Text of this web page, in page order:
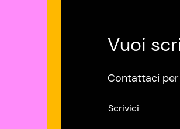
Vuoi
Contattaci
Scrivici